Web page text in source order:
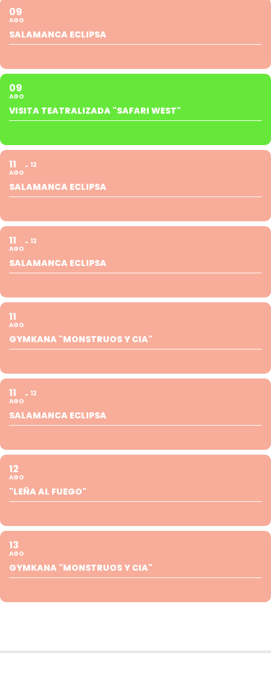
09
AGO
SALAMANCA ECLIPSA
09
AGO
VISITA TEATRALIZADA "SAFARI WEST"
11
AGO
12
SALAMANCA ECLIPSA
11
AGO
12
SALAMANCA ECLIPSA
11
AGO
GYMKANA "MONSTRUOS Y CIA"
11
AGO
12
SALAMANCA ECLIPSA
12
AGO
"LEÑA AL FUEGO"
13
AGO
GYMKANA "MONSTRUOS Y CIA"